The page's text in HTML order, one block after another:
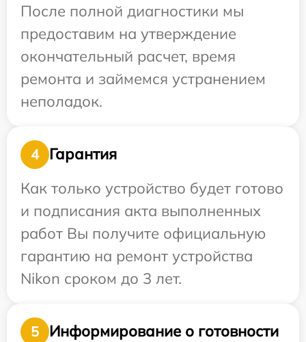
После полной диагностики мы
предоставим на утверждение
окончательный расчет, время
ремонта и займемся устранением
неполадок.
4
Гарантия
Как только устройство будет готово
и подписания акта выполненных
работ Вы получите официальную
гарантию на ремонт устройства
Nikon сроком до 3 лет.
5
Информирование о готовности